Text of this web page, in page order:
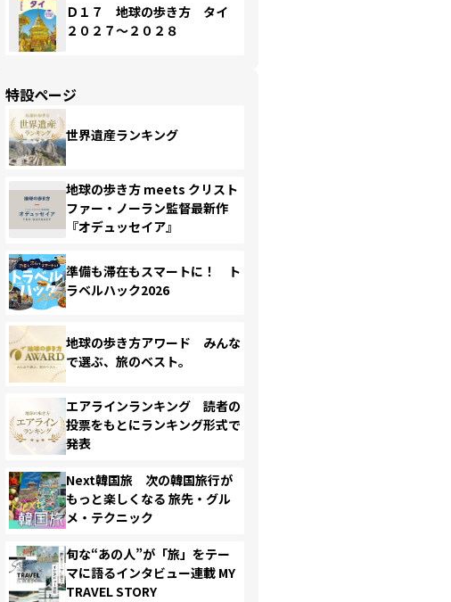
Ｄ１７ 地球の歩き方 タイ
２０２７～２０２８
特設ページ
世界遺産ランキング
地球の歩き方 meets クリスト
ファー・ノーラン監督最新作
『オデュッセイア』
準備も滞在もスマートに！ ト
ラベルハック2026
地球の歩き方アワード みんな
で選ぶ、旅のベスト。
エアラインランキング 読者の
投票をもとにランキング形式で
発表
Next韓国旅 次の韓国旅行が
もっと楽しくなる 旅先・グル
メ・テクニック
旬な“あの人”が「旅」をテー
マに語るインタビュー連載 MY
TRAVEL STORY